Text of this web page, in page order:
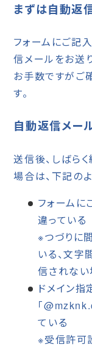
まずは自動返
フォームにご記
信メールをお送
お手数ですがご
す。
自動返信メー
送信後、しばら
場合は、下記の
フォームに
違っている
※つづりに
いる、文字
信されない
ドメイン指
「
ている
※受信許可